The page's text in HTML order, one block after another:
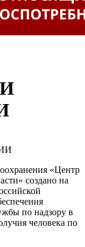
«Центр
создано на
по надзору в
человека по